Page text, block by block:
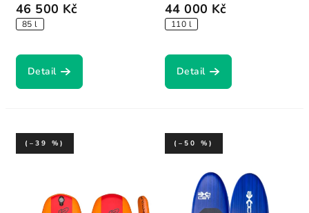
46 500 Kč
85 l
Detail
44 000 Kč
110 l
Detail
(–39 %) (–50 %)